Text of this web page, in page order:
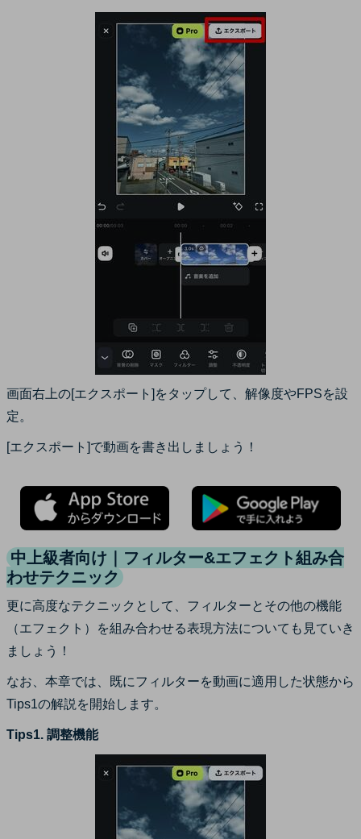
画面右上の[エクスポート]をタップして、解像度やFPSを設
定。
[エクスポート]で動画を書き出しましょう！
中上級者向け｜フィルター&エフェクト組み合
わせテクニック
更に高度なテクニックとして、フィルターとその他の機能
（エフェクト）を組み合わせる表現方法についても見ていき
ましょう！
なお、本章では、既にフィルターを動画に適用した状態から
Tips1の解説を開始します。
Tips1. 調整機能